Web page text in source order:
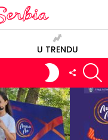
U TRENDU
SWITCH
SKIN
FOLLOW
US